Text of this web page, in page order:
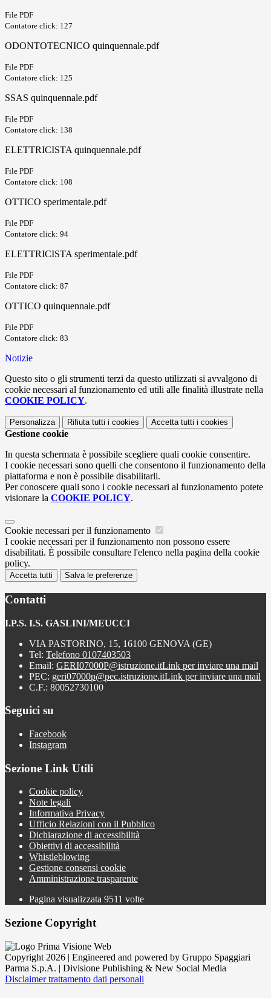
File PDF
Contatore click: 127
ODONTOTECNICO quinquennale.pdf
File PDF
Contatore click: 125
SSAS quinquennale.pdf
File PDF
Contatore click: 138
ELETTRICISTA quinquennale.pdf
File PDF
Contatore click: 108
OTTICO sperimentale.pdf
File PDF
Contatore click: 94
ELETTRICISTA sperimentale.pdf
File PDF
Contatore click: 87
OTTICO quinquennale.pdf
File PDF
Contatore click: 83
Notizie
Questo sito o gli strumenti terzi da questo utilizzati si avvalgono di
cookie necessari al funzionamento ed utili alle finalità illustrate nella
COOKIE POLICY.
Personalizza Rifiuta tutti i cookies Accetta tutti i cookies
Gestione cookie
In questa schermata è possibile scegliere quali cookie consentire.
I cookie necessari sono quelli che consentono il funzionamento della
piattaforma e non è possibile disabilitarli.
Per conoscere quali sono i cookie necessari al funzionamento potete
visionare la COOKIE POLICY.
Cookie necessari per il funzionamento
I cookie necessari per il funzionamento non possono essere
disabilitati. È possibile consultare l'elenco nella pagina della cookie
policy.
Accetta tutti Salva le preferenze
Contatti
I.P.S. I.S. GASLINI/MEUCCI
VIA PASTORINO, 15, 16100 GENOVA (GE)
Tel: Telefono 0107403503
Email: GERI07000P@istruzione.itLink per inviare una mail
PEC: geri07000p@pec.istruzione.itLink per inviare una mail
C.F.: 80052730100
Seguici su
Facebook
Instagram
Sezione Link Utili
Cookie policy
Note legali
Informativa Privacy
Ufficio Relazioni con il Pubblico
Dichiarazione di accessibilità
Obiettivi di accessibilità
Whistleblowing
Gestione consensi cookie
Amministrazione trasparente
Pagina visualizzata 9511 volte
Sezione Copyright
Copyright 2026 | Engineered and powered by Gruppo Spaggiari
Parma S.p.A. | Divisione Publishing & New Social Media
Disclaimer trattamento dati personali